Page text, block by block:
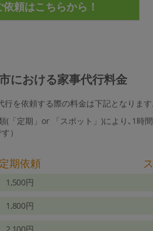
における家事代行料金
行を依頼する際の料金は下記となります
(「定期」or 「スポット」)により､1時
）
定期依頼
1,500円
1,800円